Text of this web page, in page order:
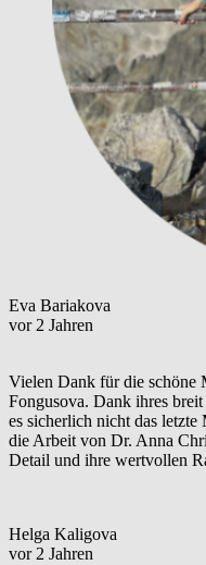
Eva Bariakova
vor 2 Jahren
Vielen Dank für die schöne
Fongusova. Dank ihres
es sicherlich nicht das
die Arbeit von Dr. Anna
Detail und ihre wertvollen
Helga Kaligova
vor 2 Jahren